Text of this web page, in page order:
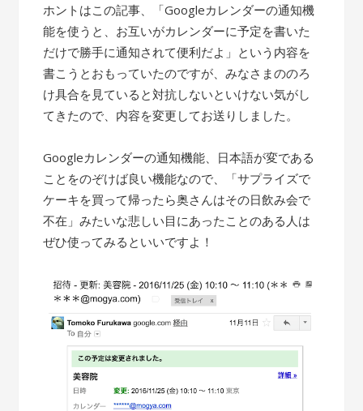
ホントはこの記事、「Googleカレンダーの通知機
能を使うと、お互いがカレンダーに予定を書いた
だけで勝手に通知されて便利だよ」という内容を
書こうとおもっていたのですが、みなさまののろ
け具合を見ていると対抗しないといけない気がし
てきたので、内容を変更してお送りしました。
Googleカレンダーの通知機能、日本語が変である
ことをのぞけば良い機能なので、「サプライズで
ケーキを買って帰ったら奥さんはその日飲み会で
不在」みたいな悲しい目にあったことのある人は
ぜひ使ってみるといいですよ！